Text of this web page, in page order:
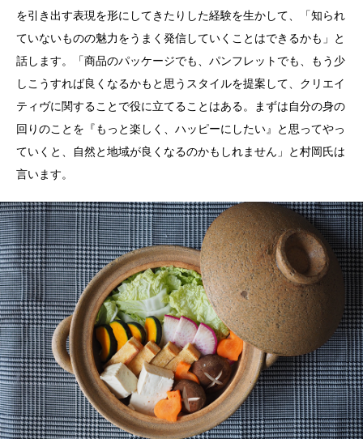
を引き出す表現を形にしてきたりした経験を生かして、「知られ
ていないものの魅力をうまく発信していくことはできるかも」と
話します。「商品のパッケージでも、パンフレットでも、もう少
しこうすれば良くなるかもと思うスタイルを提案して、クリエイ
ティヴに関することで役に立てることはある。まずは自分の身の
回りのことを『もっと楽しく、ハッピーにしたい』と思ってやっ
ていくと、自然と地域が良くなるのかもしれません」と村岡氏は
言います。